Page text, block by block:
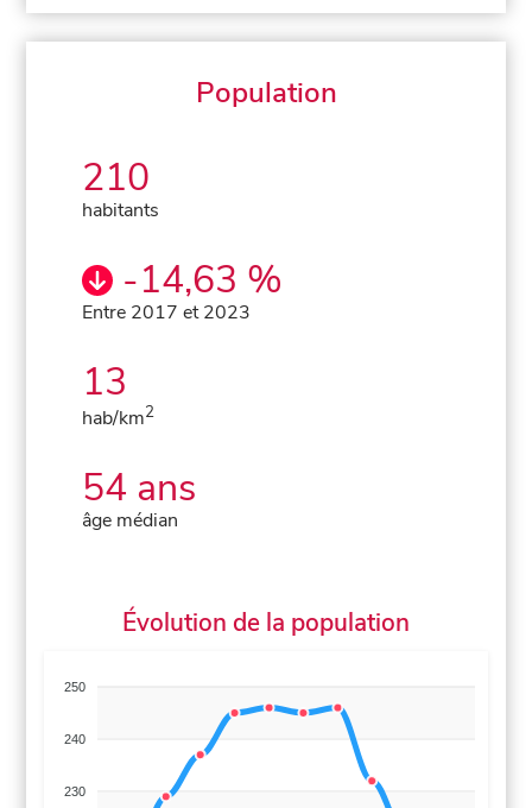
Population
210
habitants
-14,63 %
Entre 2017 et 2023
13
hab/km2
54 ans
âge médian
Évolution de la population
250
240
230